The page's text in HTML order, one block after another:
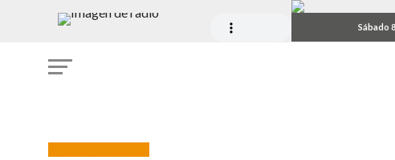
Sábado
Medio Ambiente